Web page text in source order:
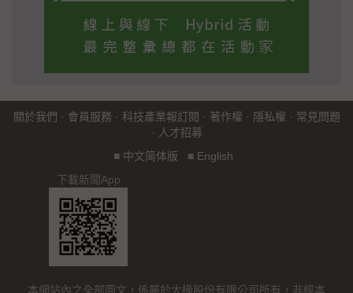
關於我們 · 會員服務 · 科技產業報訂閱 · 著作權 · 隱私權 · 常見問題
· 人才招募
■ 中文简体版 ■ English
下載新聞App
本網站內之全部圖文，係屬於大椽股份有限公司所有，非經本